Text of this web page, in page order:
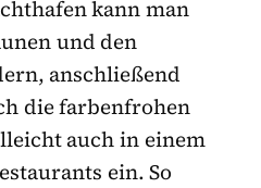
kann man
und den
anschließend
die farbenfrohen
auch in einem
ein. So